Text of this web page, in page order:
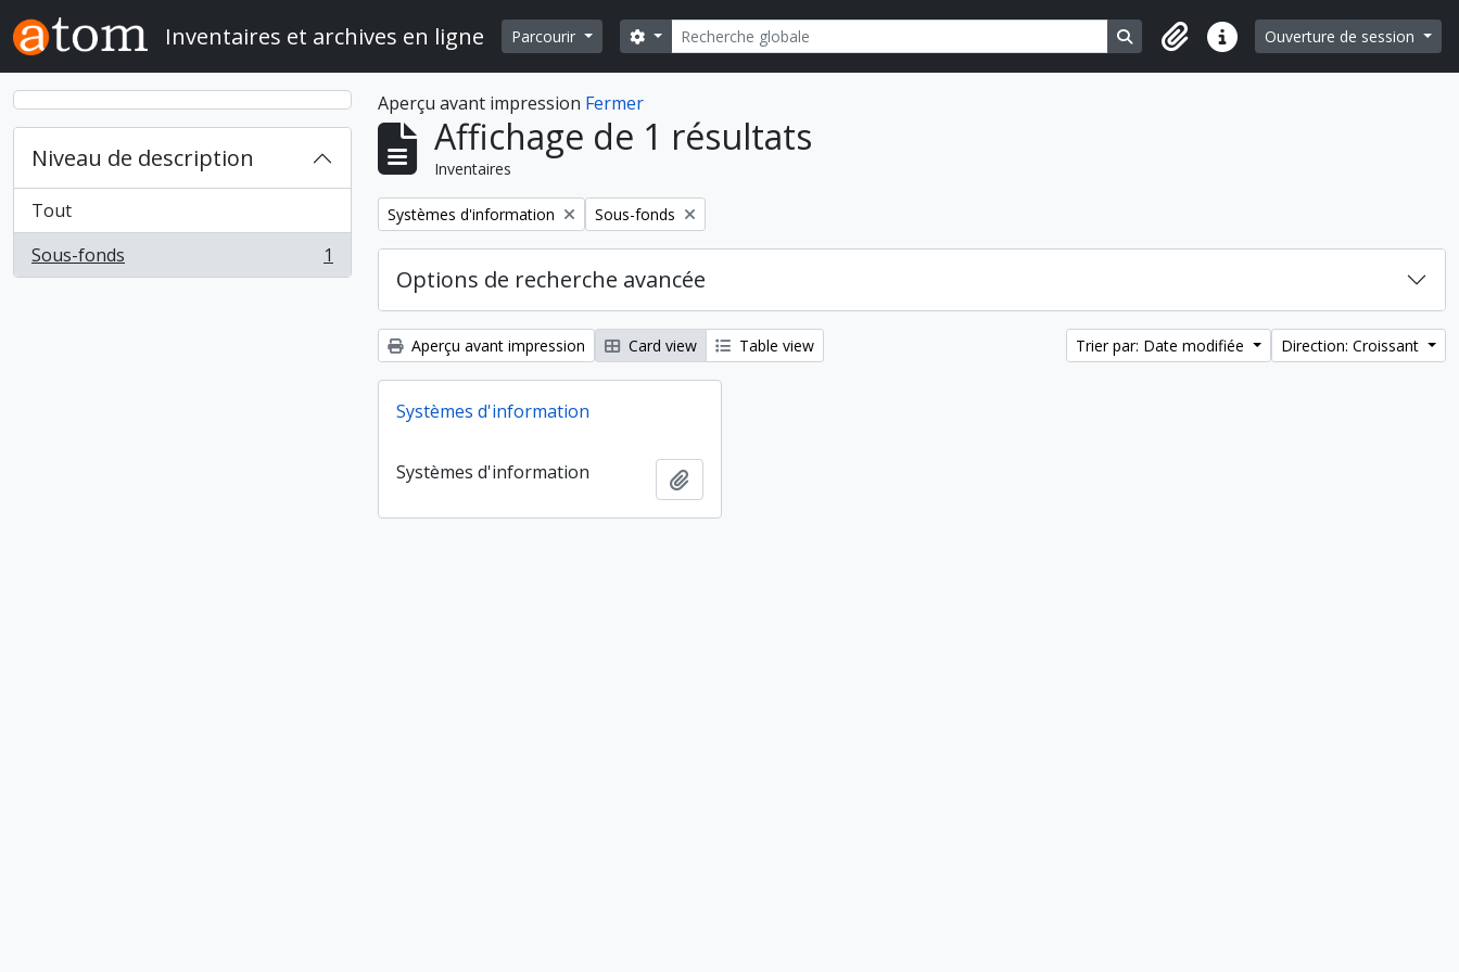
Skip to main content
Inventaires et archives en ligne Parcourir Rechercher
Search options Search in browse page
Liens rapidesOuverture de session
Niveau de description
Tout
Sous-fonds
, 1 résultats 1
Aperçu avant impression Fermer
Affichage de 1 résultats
Inventaires
Remove filter:
Systèmes d'information Remove filter:
Sous-fonds
Options de recherche avancée
Aperçu avant impression Card view Table view Trier par: Date modifiée Direction: Croissant
Systèmes d'information
Systèmes d'information